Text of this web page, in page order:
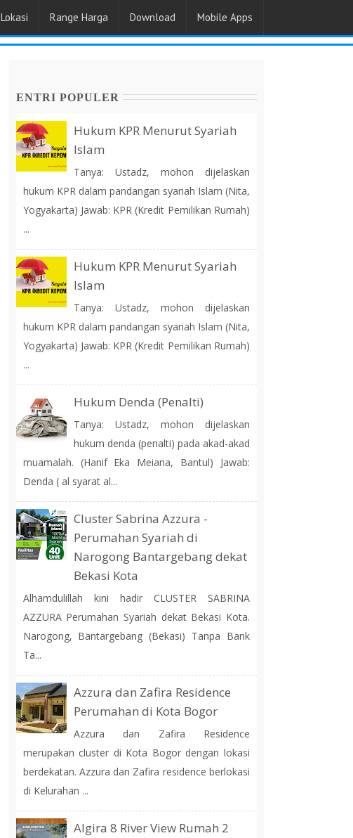
Lokasi Range Harga Download Mobile Apps
ENTRI POPULER
Hukum KPR Menurut Syariah
Islam
Tanya: Ustadz, mohon dijelaskan
hukum KPR dalam pandangan syariah Islam (Nita,
Yogyakarta) Jawab: KPR (Kredit Pemilikan Rumah)
...
Hukum KPR Menurut Syariah
Islam
Tanya: Ustadz, mohon dijelaskan
hukum KPR dalam pandangan syariah Islam (Nita,
Yogyakarta) Jawab: KPR (Kredit Pemilikan Rumah)
...
Hukum Denda (Penalti)
Tanya: Ustadz, mohon dijelaskan
hukum denda (penalti) pada akad-akad
muamalah. (Hanif Eka Meiana, Bantul) Jawab:
Denda ( al syarat al...
Cluster Sabrina Azzura -
Perumahan Syariah di
Narogong Bantargebang dekat
Bekasi Kota
Alhamdulillah kini hadir CLUSTER SABRINA
AZZURA Perumahan Syariah dekat Bekasi Kota.
Narogong, Bantargebang (Bekasi) Tanpa Bank
Ta...
Azzura dan Zafira Residence
Perumahan di Kota Bogor
Azzura dan Zafira Residence
merupakan cluster di Kota Bogor dengan lokasi
berdekatan. Azzura dan Zafira residence berlokasi
di Kelurahan ...
Algira 8 River View Rumah 2